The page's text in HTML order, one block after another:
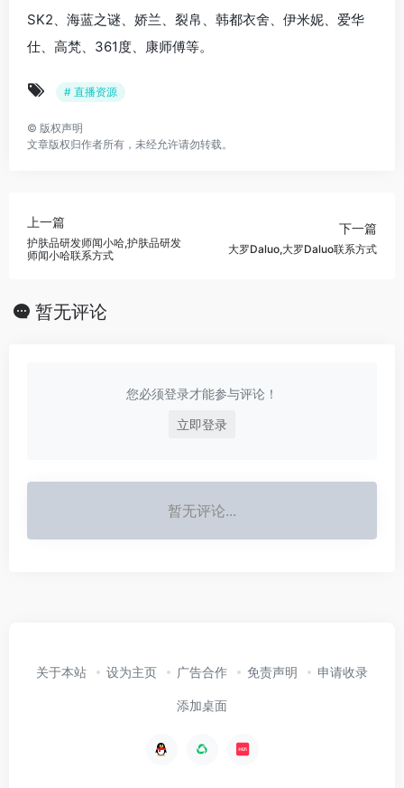
SK2、海蓝之谜、娇兰、裂帛、韩都衣舍、伊米妮、爱华
仕、高梵、361度、康师傅等。
# 直播资源
© 版权声明
文章版权归作者所有，未经允许请勿转载。
上一篇
护肤品研发师闻小哈,护肤品研发
师闻小哈联系方式
下一篇
大罗Daluo,大罗Daluo联系方式
暂无评论
您必须登录才能参与评论！
立即登录
暂无评论...
关于本站 设为主页 广告合作 免责声明 申请收录
添加桌面